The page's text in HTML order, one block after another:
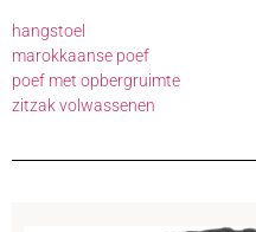
hangstoel
marokkaanse poef
poef met opbergruimte
zitzak volwassenen